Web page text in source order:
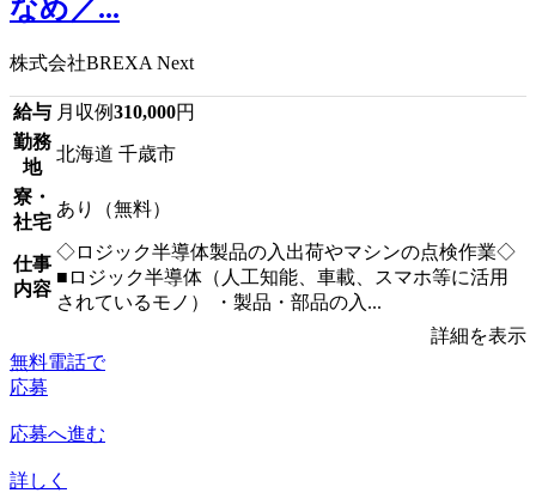
なめ／...
株式会社BREXA Next
給与 月収例310,000円
勤務
地
北海道 千歳市
寮・
社宅
あり（無料）
仕事
内容
◇ロジック半導体製品の入出荷やマシンの点検作業◇
■ロジック半導体（人工知能、車載、スマホ等に活用
されているモノ） ・製品・部品の入...
詳細を表示
無料電話で
応募
応募へ進む
詳しく